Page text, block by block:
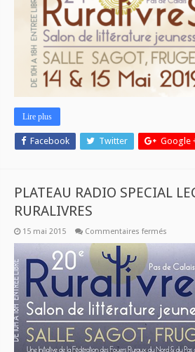
LES
14
ET
15
MAI
2019
Lire plus
Facebook Twitter Google
PLATEAU RADIO SPECIAL
RURALIVRES
15 mai 2015 Commentaires ferméssur
SPECIAL
LECTURE
EN
DIRECT
DU